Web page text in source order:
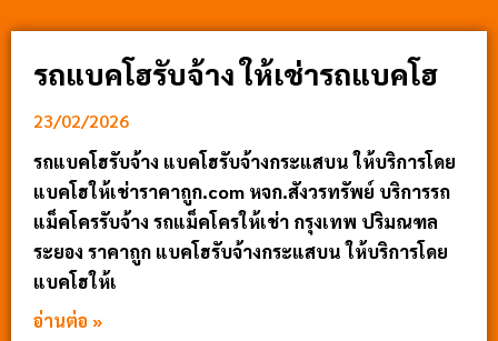
รถแบคโฮรับจ้าง ให้เช่ารถแบคโฮ
23/02/2026
รถแบคโฮรับจ้าง แบคโฮรับจ้างกระแสบน ให้บริการโดย
แบคโฮให้เช่าราคาถูก.com หจก.สังวรทรัพย์ บริการรถ
แม็คโครรับจ้าง รถแม็คโครให้เช่า กรุงเทพ ปริมณฑล
ระยอง ราคาถูก แบคโฮรับจ้างกระแสบน ให้บริการโดย
แบคโฮให้เ
อ่านต่อ »